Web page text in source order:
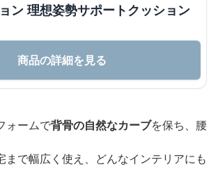
ン 理想姿勢サポートクッション
商品の詳細を見る
ォームで背骨の自然なカーブを保ち、腰
まで幅広く使え、どんなインテリアにも